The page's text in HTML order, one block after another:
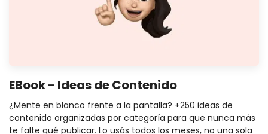
EBook - Ideas de Contenido
¿Mente en blanco frente a la pantalla? +250 ideas de
contenido organizadas por categoría para que nunca más
te falte qué publicar. Lo usás todos los meses, no una sola